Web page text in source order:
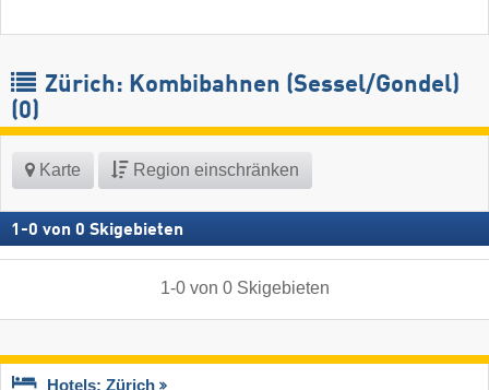
Zürich: Kombibahnen (Sessel/Gondel)
(0)
Karte Region einschränken
1 -0 von 0 Skigebieten
1-0von 0 Skigebieten
Hotels: Zürich